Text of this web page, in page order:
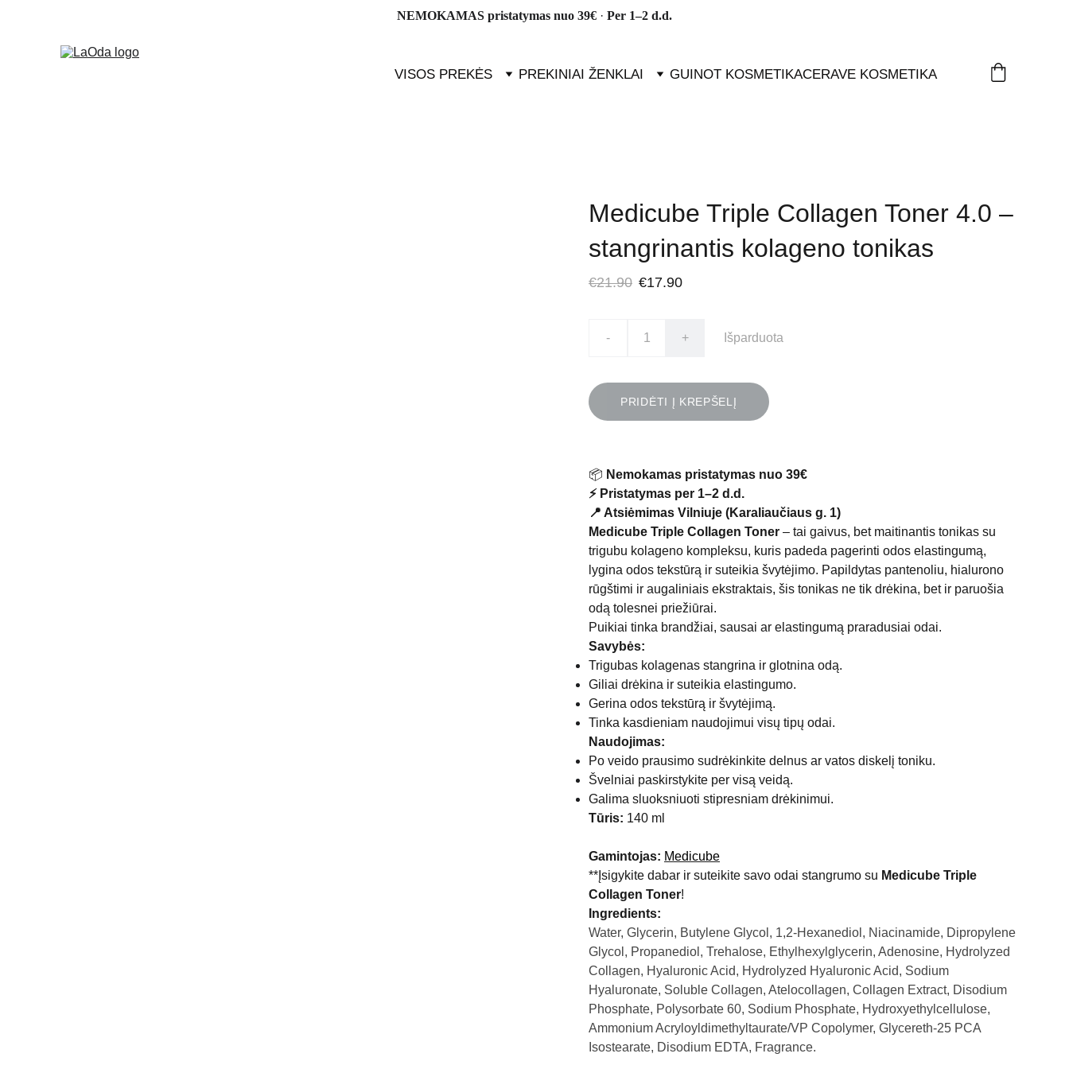
NEMOKAMAS pristatymas nuo 39€ · Per 1–2 d.d.
VISOS PREKĖS PREKINIAI ŽENKLAI GUINOT KOSMETIKACERAVE KOSMETIKA
Medicube Triple Collagen Toner 4.0 –
stangrinantis kolageno tonikas
€21.90 €17.90
- + Išparduota
PRIDĖTI Į KREPŠELĮ
📦 Nemokamas pristatymas nuo 39€
⚡ Pristatymas per 1–2 d.d.
📍 Atsiėmimas Vilniuje (Karaliaučiaus g. 1)
Medicube Triple Collagen Toner – tai gaivus, bet maitinantis tonikas su
trigubu kolageno kompleksu, kuris padeda pagerinti odos elastingumą,
lygina odos tekstūrą ir suteikia švytėjimo. Papildytas pantenoliu, hialurono
rūgštimi ir augaliniais ekstraktais, šis tonikas ne tik drėkina, bet ir paruošia
odą tolesnei priežiūrai.
Puikiai tinka brandžiai, sausai ar elastingumą praradusiai odai.
Savybės:
Trigubas kolagenas stangrina ir glotnina odą.
Giliai drėkina ir suteikia elastingumo.
Gerina odos tekstūrą ir švytėjimą.
Tinka kasdieniam naudojimui visų tipų odai.
Naudojimas:
Po veido prausimo sudrėkinkite delnus ar vatos diskelį toniku.
Švelniai paskirstykite per visą veidą.
Galima sluoksniuoti stipresniam drėkinimui.
Tūris: 140 ml
Gamintojas: Medicube
**Įsigykite dabar ir suteikite savo odai stangrumo su Medicube Triple
Collagen Toner!
Ingredients:
Water, Glycerin, Butylene Glycol, 1,2-Hexanediol, Niacinamide, Dipropylene
Glycol, Propanediol, Trehalose, Ethylhexylglycerin, Adenosine, Hydrolyzed
Collagen, Hyaluronic Acid, Hydrolyzed Hyaluronic Acid, Sodium
Hyaluronate, Soluble Collagen, Atelocollagen, Collagen Extract, Disodium
Phosphate, Polysorbate 60, Sodium Phosphate, Hydroxyethylcellulose,
Ammonium Acryloyldimethyltaurate/VP Copolymer, Glycereth-25 PCA
Isostearate, Disodium EDTA, Fragrance.